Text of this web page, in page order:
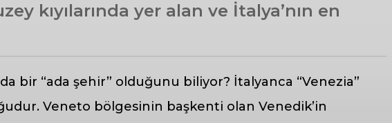
kıyılarında yer alan ve İtalya’nın en
bir “ada şehir” olduğunu biliyor? İtalyanca “Venezia”
Veneto bölgesinin başkenti olan Venedik’in